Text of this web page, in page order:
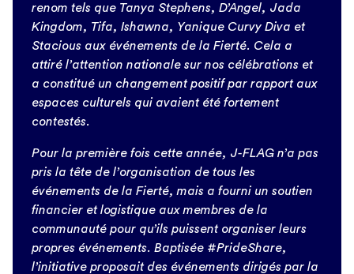
renom tels que Tanya Stephens, D’Angel, Jada
Kingdom, Tifa, Ishawna, Yanique Curvy Diva et
Stacious aux événements de la Fierté. Cela a
attiré l’attention nationale sur nos célébrations et
a constitué un changement positif par rapport aux
espaces culturels qui avaient été fortement
contestés.
Pour la première fois cette année, J-FLAG n’a pas
pris la tête de l’organisation de tous les
événements de la Fierté, mais a fourni un soutien
financier et logistique aux membres de la
communauté pour qu’ils puissent organiser leurs
propres événements. Baptisée #PrideShare,
l’initiative proposait des événements dirigés par la